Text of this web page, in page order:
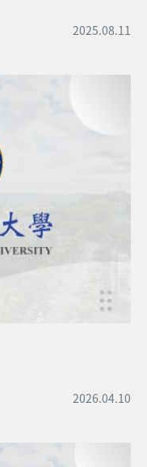
2025.08.11
2026.04.10